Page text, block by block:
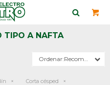
TIPO A NAFTA
Recomendados
Corta césped